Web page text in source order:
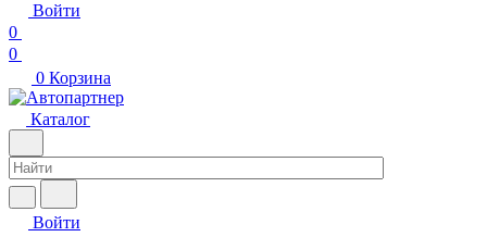
Войти
0
0
0 Корзина
Каталог
Войти